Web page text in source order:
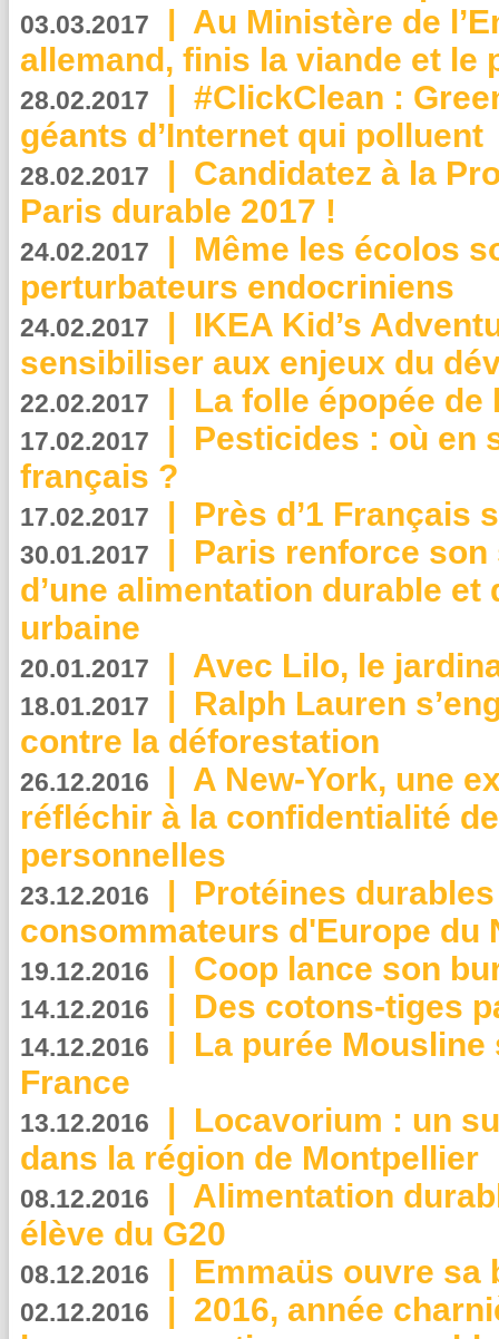
03.03.2017 | Au Ministère de
allemand, finis la viande et le
28.02.2017 | #ClickClean :
géants d’Internet qui polluent
28.02.2017 | Candidatez à la
Paris durable 2017 !
24.02.2017 | Même les écolos
perturbateurs endocriniens
24.02.2017 | IKEA Kid’s
sensibiliser aux enjeux du
22.02.2017 | La folle épopée de
17.02.2017 | Pesticides : où en
français ?
17.02.2017 | Près d’1 Français
30.01.2017 | Paris renforce
d’une alimentation durable et
urbaine
20.01.2017 | Avec Lilo, le
18.01.2017 | Ralph Lauren
contre la déforestation
26.12.2016 | A New-York, une
réfléchir à la confidentialité
personnelles
23.12.2016 | Protéines
consommateurs d'Europe du
19.12.2016 | Coop lance son
14.12.2016 | Des cotons-tiges
14.12.2016 | La purée
France
13.12.2016 | Locavorium : un
dans la région de Montpellier
08.12.2016 | Alimentation
élève du G20
08.12.2016 | Emmaüs ouvre sa
02.12.2016 | 2016, année